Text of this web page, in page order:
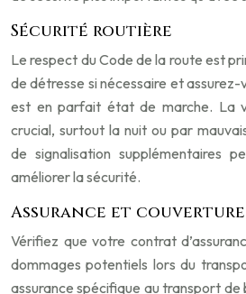
Sécurité routière
Le respect du Code de la route est
de détresse si nécessaire et
est en parfait état de marche. La
crucial, surtout la nuit ou par
de signalisation supplémentaires
améliorer la sécurité.
Assurance et couverture
Vérifiez que votre contrat
dommages potentiels lors du
assurance spécifique au transport de